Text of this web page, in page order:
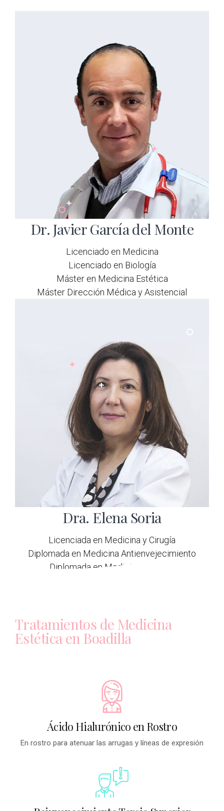
Dr. Javier García del Monte
Licenciado en Medicina
Licenciado en Biología
Máster en Medicina Estética
Máster Dirección Médica y Asistencial
Dra. Elena Soria
Licenciada en Medicina y Cirugía
Diplomada en Medicina Antienvejecimiento
Diplomada en Medicina Estética
Tratamientos de Medicina
Estética en Boadilla
Ácido Hialurónico en Rostro
En rostro para atenuar las arrugas y líneas de expresión